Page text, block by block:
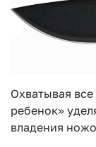
Охватывая
ребенок»
владения